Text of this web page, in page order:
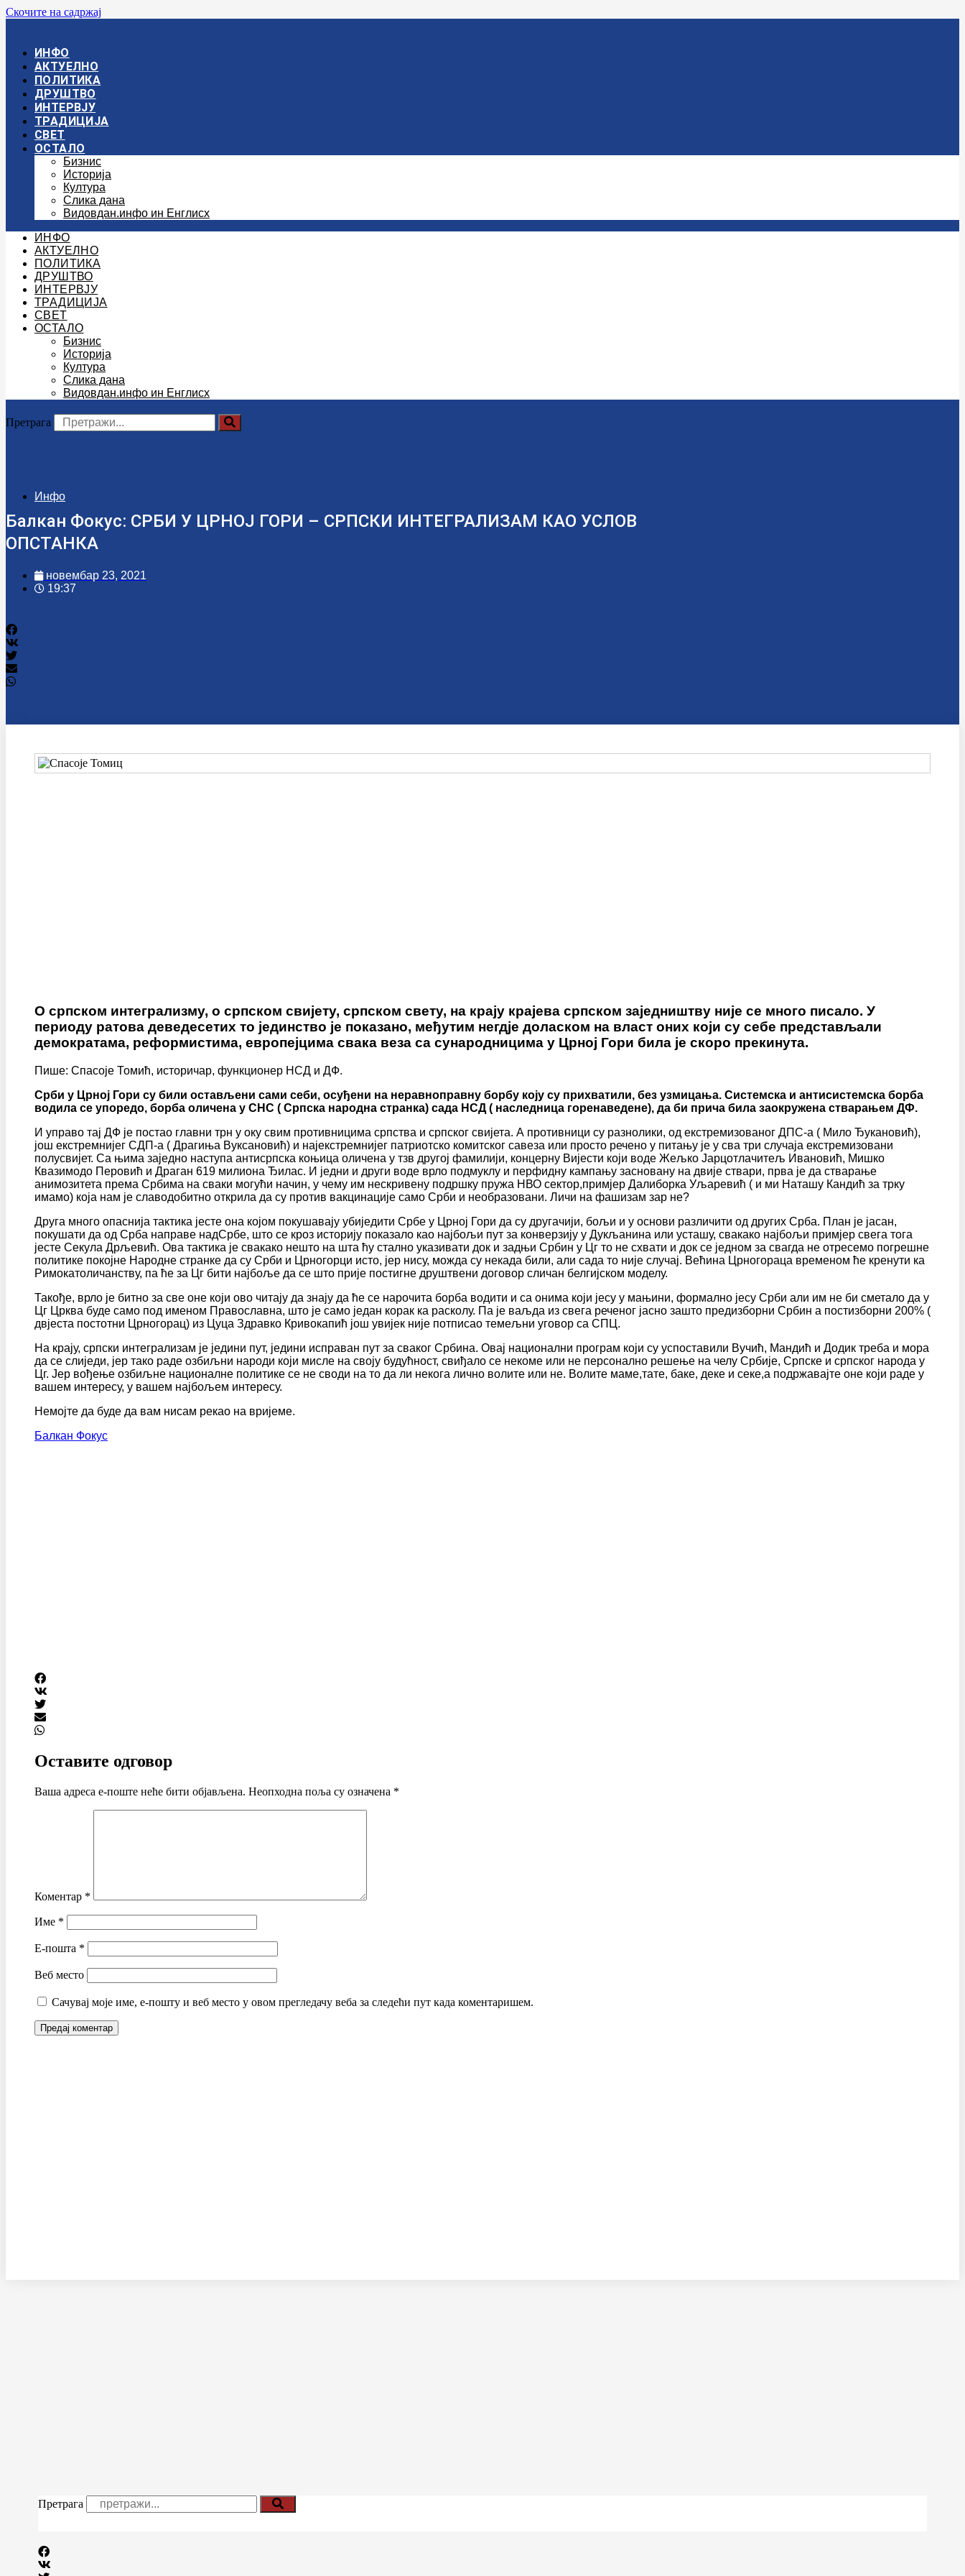
Скочите на садржај
ИНФО
АКТУЕЛНО
ПОЛИТИКА
ДРУШТВО
ИНТЕРВЈУ
ТРАДИЦИЈА
СВЕТ
ОСТАЛО
Бизнис
Историја
Култура
Слика дана
Видовдан.инфо ин Енглисх
ИНФО
АКТУЕЛНО
ПОЛИТИКА
ДРУШТВО
ИНТЕРВЈУ
ТРАДИЦИЈА
СВЕТ
ОСТАЛО
Бизнис
Историја
Култура
Слика дана
Видовдан.инфо ин Енглисх
Претрага
Инфо
Балкан Фокус: СРБИ У ЦРНОЈ ГОРИ – СРПСКИ ИНТЕГРАЛИЗАМ КАО УСЛОВ
ОПСТАНКА
новембар 23, 2021
19:37
О српском интегрализму, о српском свијету, српском свету, на крају крајева српском заједништву није се много писало. У
периоду ратова деведесетих то јединство је показано, међутим негдје доласком на власт оних који су себе представљали
демократама, реформистима, европејцима свака веза са сународницима у Црној Гори била је скоро прекинута.
Пише: Спасоје Томић, историчар, функционер НСД и ДФ.
Срби у Црној Гори су били остављени сами себи, осуђени на неравноправну борбу коју су прихватили, без узмицања. Системска и антисистемска борба
водила се упоредо, борба оличена у СНС ( Српска народна странка) сада НСД ( наследница горенаведене), да би прича била заокружена стварањем ДФ.
И управо тај ДФ је постао главни трн у оку свим противницима српства и српског свијета. А противници су разнолики, од екстремизованог ДПС-а ( Мило Ђукановић),
још екстремнијег СДП-а ( Драгиња Вуксановић) и најекстремнијег патриотско комитског савеза или просто речено у питању је у сва три случаја екстремизовани
полусвијет. Са њима заједно наступа антисрпска коњица оличена у тзв другој фамилији, концерну Вијести који воде Жељко Јарцотлачитељ Ивановић, Мишко
Квазимодо Перовић и Драган 619 милиона Ђилас. И једни и други воде врло подмуклу и перфидну кампању засновану на двије ствари, прва је да стварање
анимозитета према Србима на сваки могући начин, у чему им нескривену подршку пружа НВО сектор,примјер Далиборка Уљаревић ( и ми Наташу Кандић за трку
имамо) која нам је славодобитно открила да су против вакцинације само Срби и необразовани. Личи на фашизам зар не?
Друга много опаснија тактика јесте она којом покушавају убиједити Србе у Црној Гори да су другачији, бољи и у основи различити од других Срба. План је јасан,
покушати да од Срба направе надСрбе, што се кроз историју показало као најбољи пут за конверзију у Дукљанина или усташу, свакако најбољи примјер свега тога
јесте Секула Дрљевић. Ова тактика је свакако нешто на шта ћу стално указивати док и задњи Србин у Цг то не схвати и док се једном за свагда не отресемо погрешне
политике покојне Народне странке да су Срби и Црногорци исто, јер нису, можда су некада били, али сада то није случај. Већина Црногораца временом ће кренути ка
Римокатоличанству, па ће за Цг бити најбоље да се што прије постигне друштвени договор сличан белгијском моделу.
Такође, врло је битно за све оне који ово читају да знају да ће се нарочита борба водити и са онима који јесу у мањини, формално јесу Срби али им не би сметало да у
Цг Црква буде само под именом Православна, што је само један корак ка расколу. Па је ваљда из свега реченог јасно зашто предизборни Србин а постизборни 200% (
двјеста постотни Црногорац) из Цуца Здравко Кривокапић још увијек није потписао темељни уговор са СПЦ.
На крају, српски интегрализам је једини пут, једини исправан пут за сваког Србина. Овај национални програм који су успоставили Вучић, Мандић и Додик треба и мора
да се слиједи, јер тако раде озбиљни народи који мисле на своју будућност, свиђало се некоме или не персонално решење на челу Србије, Српске и српског народа у
Цг. Јер вођење озбиљне националне политике се не своди на то да ли некога лично волите или не. Волите маме,тате, баке, деке и секе,а подржавајте оне који раде у
вашем интересу, у вашем најбољем интересу.
Немојте да буде да вам нисам рекао на вријеме.
Балкан Фокус
Оставите одговор
Ваша адреса е-поште неће бити објављена. Неопходна поља су означена *
Коментар *
Име *
Е-пошта *
Веб место
Сачувај моје име, е-пошту и веб место у овом прегледачу веба за следећи пут када коментаришем.
Претрага